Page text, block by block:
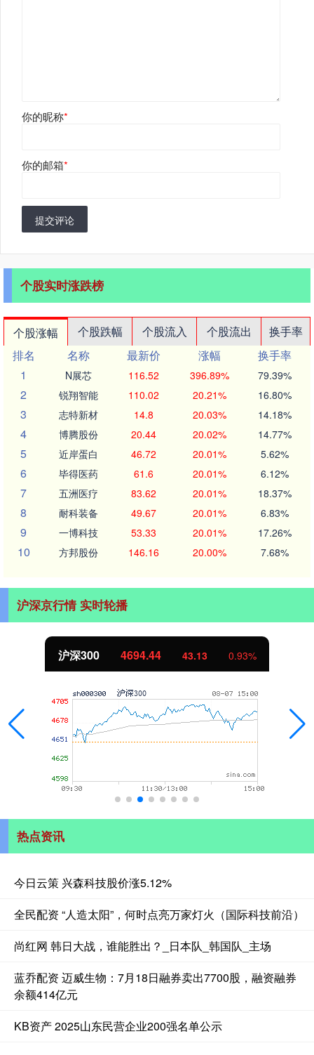
你的昵称*
你的邮箱*
提交评论
个股实时涨跌榜
个股涨幅 个股跌幅 个股流入 个股流出
换手率
排名
名称 最新价 涨幅
换手率
1
N展芯 116.52 396.89% 79.39%
2 锐翔智能 110.02 20.21% 16.80%
3 志特新材 14.8 20.03% 14.18%
4 博腾股份 20.44 20.02% 14.77%
5 近岸蛋白 46.72 20.01% 5.62%
6 毕得医药 61.6 20.01% 6.12%
7 五洲医疗 83.62 20.01% 18.37%
8 耐科装备 49.67 20.01% 6.83%
9 一博科技 53.33 20.01% 17.26%
10 方邦股份 146.16 20.00% 7.68%
沪深京行情 实时轮播
沪深300 4694.44 43.13 0.93%
热点资讯
今日云策 兴森科技股价涨5.12%
全民配资 “人造太阳”，何时点亮万家灯火（国际科技前沿）
尚红网 韩日大战，谁能胜出？_日本队_韩国队_主场
蓝乔配资 迈威生物：7月18日融券卖出7700股，融资融券
余额414亿元
KB资产 2025山东民营企业200强名单公示